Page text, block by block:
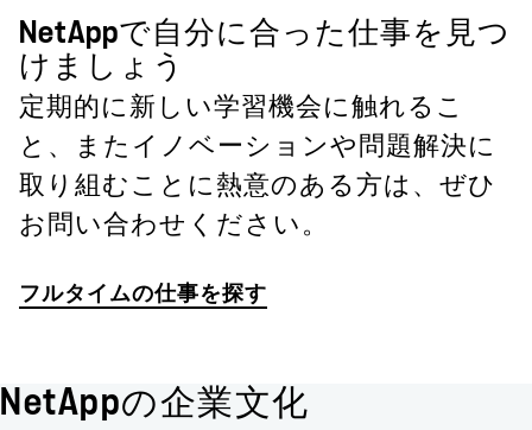
NetAppで自分に合った仕事を見つ
けましょう
定期的に新しい学習機会に触れるこ
と、またイノベーションや問題解決に
取り組むことに熱意のある方は、ぜひ
お問い合わせください。
フルタイムの仕事を探す
NetAppの企業文化